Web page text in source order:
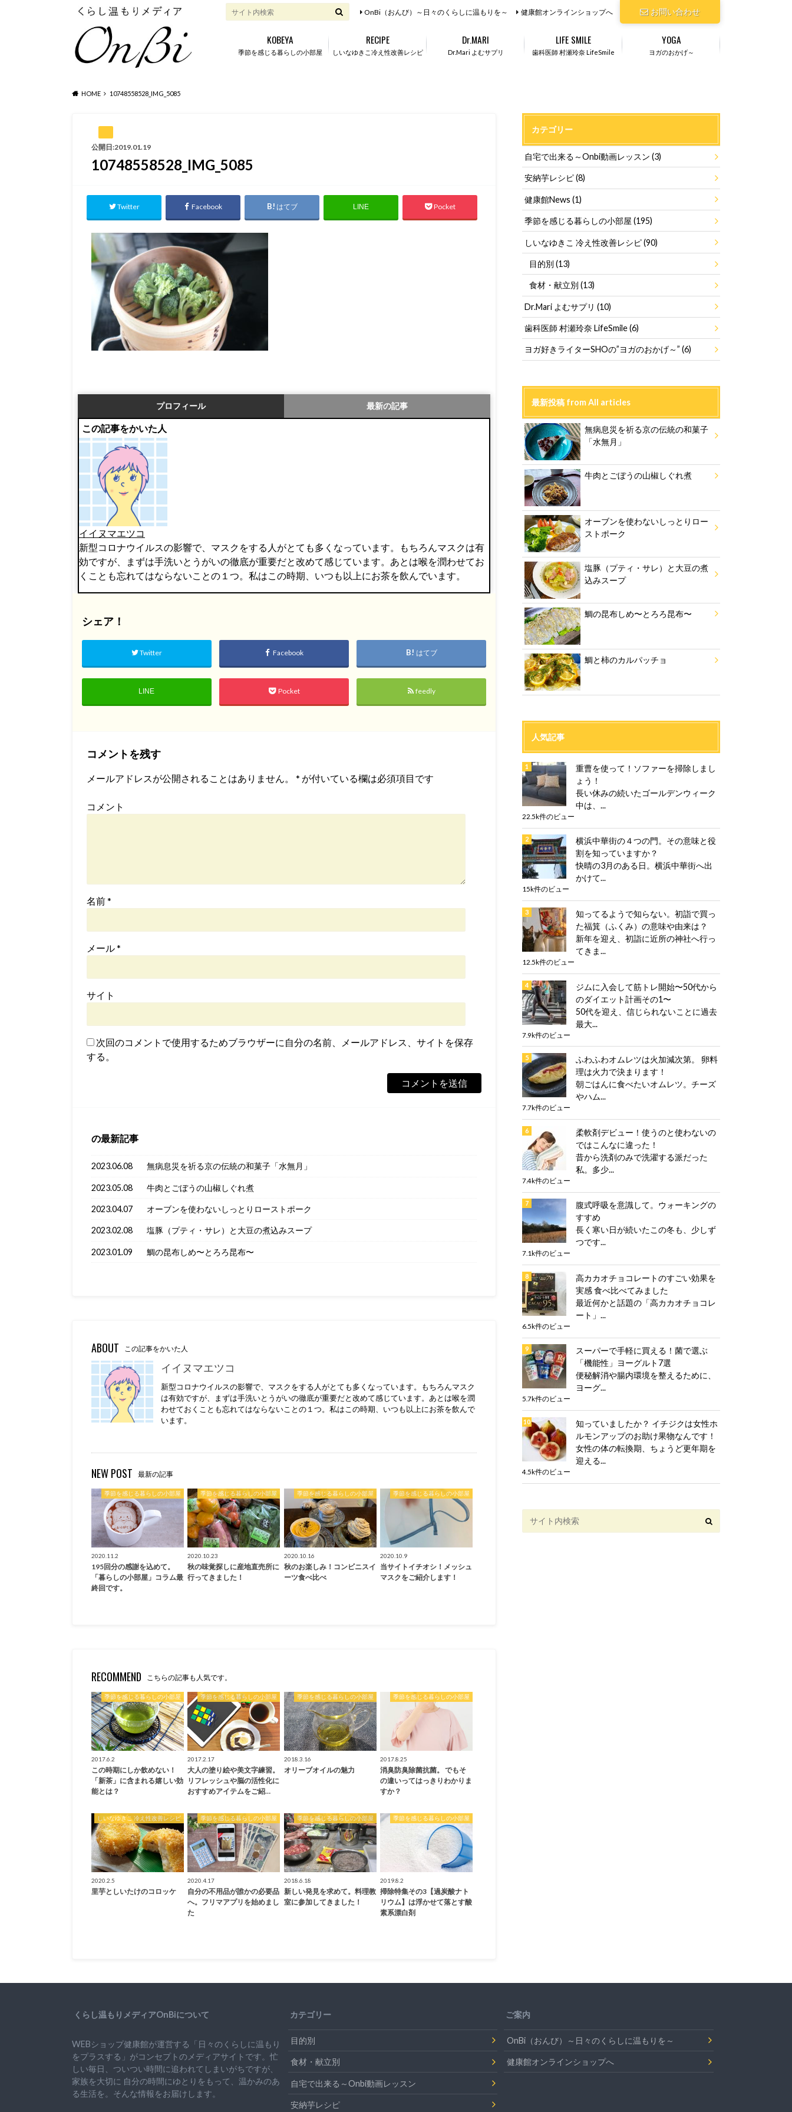
お問い合わせ
OnBi（おんび）～日々のくらしに温もりを～ 健康館オンラインショップへ
季節を感じる暮らしの小部屋
KOBEYA
しいなゆきこ冷え性改善レシピ
RECIPE
Dr.Mari よむサプリ
Dr.MARI
歯科医師 村瀬玲奈 LifeSmile
LIFE SMILE
ヨガのおかげ～
YOGA
HOME 10748558528_IMG_5085
公開日:2019.01.19
10748558528_IMG_5085
Twitter Facebook はてブ LINE Pocket
プロフィール 最新の記事
この記事をかいた人
イイヌマエツコ
新型コロナウイルスの影響で、マスクをする人がとても多くなっています。もちろんマスクは有
効ですが、まずは手洗いとうがいの徹底が重要だと改めて感じています。あとは喉を潤わせてお
くことも忘れてはならないことの１つ。私はこの時期、いつも以上にお茶を飲んでいます。
シェア！
Twitter Facebook はてブ
LINE Pocket feedly
コメントを残す
メールアドレスが公開されることはありません。 * が付いている欄は必須項目です
コメント
名前*
メール*
サイト
次回のコメントで使用するためブラウザーに自分の名前、メールアドレス、サイトを保存
する。
の最新記事
2023.06.08 無病息災を祈る京の伝統の和菓子「水無月」
2023.05.08 牛肉とごぼうの山椒しぐれ煮
2023.04.07 オーブンを使わないしっとりローストポーク
2023.02.08 塩豚（プティ・サレ）と大豆の煮込みスープ
2023.01.09 鯛の昆布しめ〜とろろ昆布〜
ABOUT この記事をかいた人
イイヌマエツコ
新型コロナウイルスの影響で、マスクをする人がとても多くなっています。もちろんマスク
は有効ですが、まずは手洗いとうがいの徹底が重要だと改めて感じています。あとは喉を潤
わせておくことも忘れてはならないことの１つ。私はこの時期、いつも以上にお茶を飲んで
います。
NEW POST 最新の記事
季節を感じる暮らしの小部屋
2020.11.2
195回分の感謝を込めて。
「暮らしの小部屋」コラム最
終回です。
季節を感じる暮らしの小部屋
2020.10.23
秋の味覚探しに産地直売所に
行ってきました！
季節を感じる暮らしの小部屋
2020.10.16
秋のお楽しみ！コンビニスイ
ーツ食べ比べ
季節を感じる暮らしの小部屋
2020.10.9
当サイトイチオシ！メッシュ
マスクをご紹介します！
RECOMMEND こちらの記事も人気です。
季節を感じる暮らしの小部屋
2017.6.2
この時期にしか飲めない！
「新茶」に含まれる嬉しい効
能とは？
季節を感じる暮らしの小部屋
2017.2.17
大人の塗り絵や美文字練習。
リフレッシュや脳の活性化に
おすすめアイテムをご紹…
季節を感じる暮らしの小部屋
2018.3.16
オリーブオイルの魅力
季節を感じる暮らしの小部屋
2017.8.25
消臭防臭除菌抗菌。 でもそ
の違いってはっきりわかりま
すか？
しいなゆきこ 冷え性改善レシピ
2020.2.5
里芋としいたけのコロッケ
季節を感じる暮らしの小部屋
2020.4.17
自分の不用品が誰かの必要品
へ。フリマアプリを始めまし
た
季節を感じる暮らしの小部屋
2018.6.18
新しい発見を求めて。料理教
室に参加してきました！
季節を感じる暮らしの小部屋
2019.8.2
掃除特集その3【過炭酸ナト
リウム】は浮かせて落とす酸
素系漂白剤
カテゴリー
自宅で出来る～Onbi動画レッスン(3)
安納芋レシピ(8)
健康館News(1)
季節を感じる暮らしの小部屋(195)
しいなゆきこ 冷え性改善レシピ(90)
目的別 (13)
食材・献立別 (13)
Dr.Mari よむサプリ(10)
歯科医師 村瀬玲奈 LifeSmile(6)
ヨガ好きライターSHOの”ヨガのおかげ～”(6)
最新投稿 from All articles
無病息災を祈る京の伝統の和菓子
「水無月」
牛肉とごぼうの山椒しぐれ煮
オーブンを使わないしっとりロー
ストポーク
塩豚（プティ・サレ）と大豆の煮
込みスープ
鯛の昆布しめ〜とろろ昆布〜
鯛と柿のカルパッチョ
人気記事
重曹を使って！ソファーを掃除しまし
ょう！
長い休みの続いたゴールデンウィーク
中は、...
22.5k件のビュー
横浜中華街の４つの門。その意味と役
割を知っていますか？
快晴の3月のある日。横浜中華街へ出
かけて...
15k件のビュー
知ってるようで知らない。初詣で買っ
た福箕（ふくみ）の意味や由来は？
新年を迎え、初詣に近所の神社へ行っ
てきま...
12.5k件のビュー
ジムに入会して筋トレ開始〜50代から
のダイエット計画その1〜
50代を迎え、信じられないことに過去
最大...
7.9k件のビュー
ふわふわオムレツは火加減次第。 卵料
理は火力で決まります！
朝ごはんに食べたいオムレツ。チーズ
やハム...
7.7k件のビュー
柔軟剤デビュー！使うのと使わないの
ではこんなに違った！
昔から洗剤のみで洗濯する派だった
私。多少...
7.4k件のビュー
腹式呼吸を意識して。ウォーキングの
すすめ
長く寒い日が続いたこの冬も、少しず
つです...
7.1k件のビュー
高カカオチョコレートのすごい効果を
実感 食べ比べてみました
最近何かと話題の「高カカオチョコレ
ート」...
6.5k件のビュー
スーパーで手軽に買える！菌で選ぶ
「機能性」ヨーグルト7選
便秘解消や腸内環境を整えるために、
ヨーグ...
5.7k件のビュー
知っていましたか？ イチジクは女性ホ
ルモンアップのお助け果物なんです！
女性の体の転換期、ちょうど更年期を
迎える...
4.5k件のビュー
くらし温もりメディアOnBiについて
WEBショップ健康館が運営する「日々のくらしに温もり
をプラスする」がコンセプトのメディアサイトです。忙
しい毎日、ついつい時間に追われてしまいがちですが、
家族を大切に 自分の時間にゆとりをもって、 温かみのあ
る生活を。そんな情報をお届けします。
カテゴリー
目的別
食材・献立別
自宅で出来る～Onbi動画レッスン
安納芋レシピ
ご案内
OnBi（おんび）～日々のくらしに温もりを～
健康館オンラインショップへ